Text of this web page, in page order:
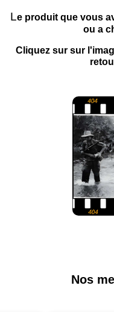
Le produit que vous
ou a
Cliquez sur sur
Nos